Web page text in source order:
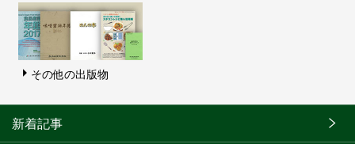
その他の出版物
新着記事